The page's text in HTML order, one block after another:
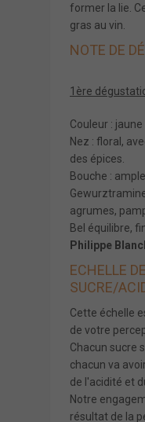
former la lie.
gras au vin.
NOTE DE
1ère
Couleur :
Nez : floral,
des épices.
Bouche :
agrumes,
Bel équilibre,
Philippe
ECHELLE
SUCRE/
Cette échelle
de votre
Chacun sucre
chacun va
de l'acidité et
Notre
résultat de la